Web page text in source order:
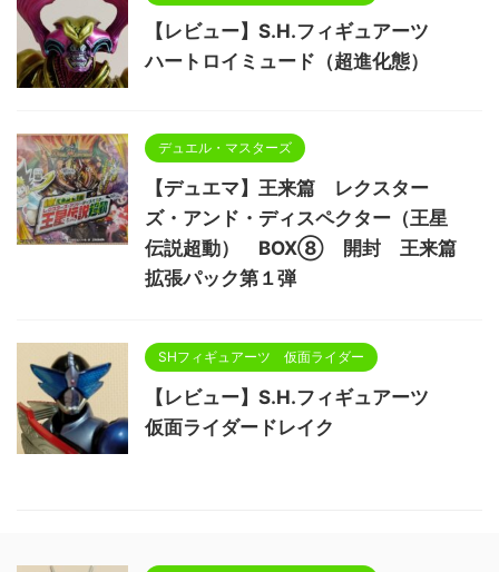
【レビュー】S.H.フィギュアーツ
ハートロイミュード（超進化態）
デュエル・マスターズ
【デュエマ】王来篇 レクスター
ズ・アンド・ディスペクター（王星
伝説超動） BOX⑧ 開封 王来篇
拡張パック第１弾
SHフィギュアーツ 仮面ライダー
【レビュー】S.H.フィギュアーツ
仮面ライダードレイク